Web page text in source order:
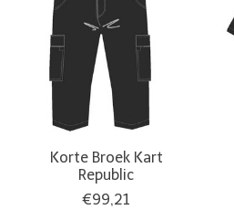
Korte Broek Kart
Republic
€99,21